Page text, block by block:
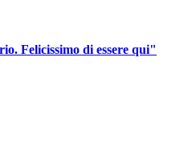
Felicissimo di essere qui"